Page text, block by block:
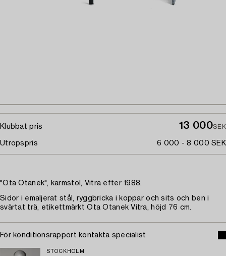
Klubbat pris 13 000SEK
Utropspris 6 000 - 8 000 SEK
"Ota Otanek", karmstol, Vitra efter 1988.
Sidor i emaljerat stål, ryggbricka i koppar och sits och ben i
svärtat trä, etikettmärkt Ota Otanek Vitra, höjd 76 cm.
För konditionsrapport kontakta specialist
STOCKHOLM